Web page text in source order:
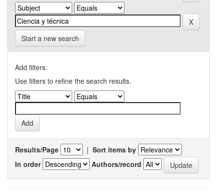
Start a new search
Add filters:
Use filters to refine the search results.
Results/Page | Sort items by
In order
Authors/record